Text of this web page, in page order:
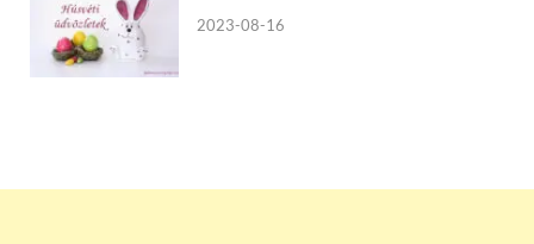
2023-08-16